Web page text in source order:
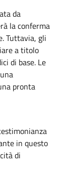
da
la conferma
Tuttavia, gli
a titolo
di base. Le
pronta
in questo
di